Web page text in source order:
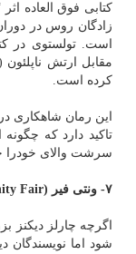
كتابی فوق العاده
زادگان روس در
است. تولستوی در
مقابل ارتش
كرده است.
این رمان شاهكاری
تاكید دارد كه
سرشت والای خودرا
۷- ونتی فیر (Vanity Fair)
اگرچه چارلز دیكنز
شود اما نویسندگان